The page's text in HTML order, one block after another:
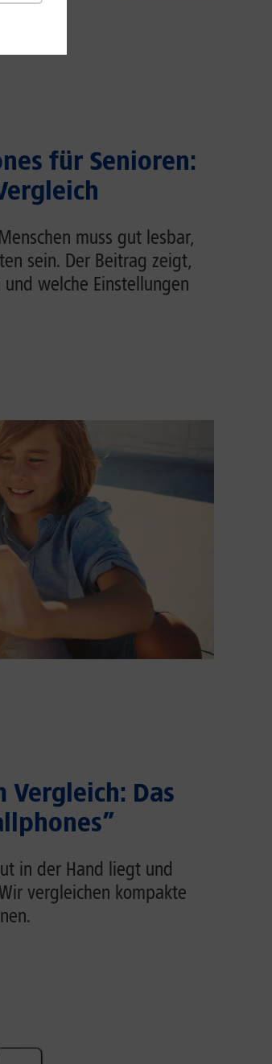
für Senioren:
muss gut lesbar,
sein. Der Beitrag zeigt,
welche Einstellungen
Vergleich: Das
in der Hand liegt und
vergleichen kompakte